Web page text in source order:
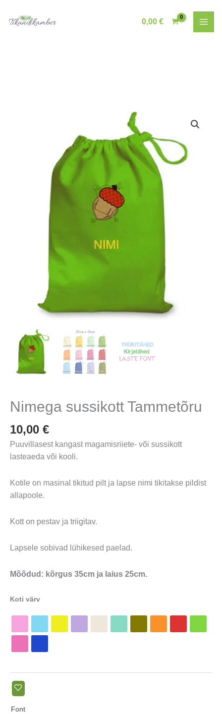
0,00€
Nimega sussikott Tammetõru
10,00 €
Puuvillasest kangast magamisriiete- või sussikott
lasteaeda või kooli.
Kotile on masinal tikitud pilt ja lapse nimi tikitakse pildist
allapoole.
Kott on pestav ja triigitav.
Lapsele sobivad lühikesed paelad.
Mõõdud: kõrgus 35cm ja laius 25cm.
Koti värv
Font